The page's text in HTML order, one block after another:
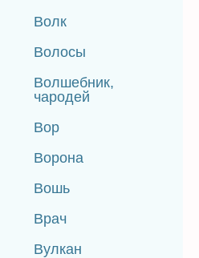
Волк
Волосы
Волшебник,
чародей
Вор
Ворона
Вошь
Врач
Вулкан